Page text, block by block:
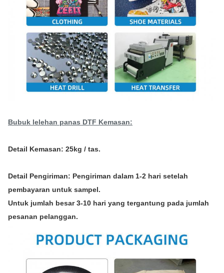
Bubuk lelehan panas DTF Kemasan:
Detail Kemasan: 25kg / tas.
Detail Pengiriman: Pengiriman dalam 1-2 hari setelah
pembayaran untuk sampel.
Untuk jumlah besar 3-10 hari yang tergantung pada jumlah
pesanan pelanggan.